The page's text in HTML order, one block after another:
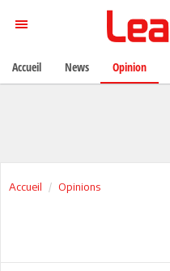
Accueil Opinions
Accueil News Opinion